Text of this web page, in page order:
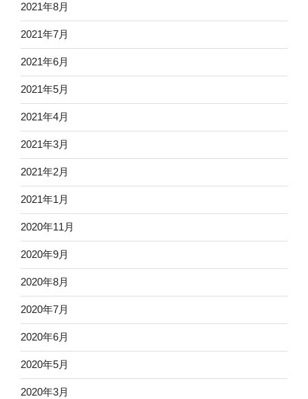
2021年8月
2021年7月
2021年6月
2021年5月
2021年4月
2021年3月
2021年2月
2021年1月
2020年11月
2020年9月
2020年8月
2020年7月
2020年6月
2020年5月
2020年3月